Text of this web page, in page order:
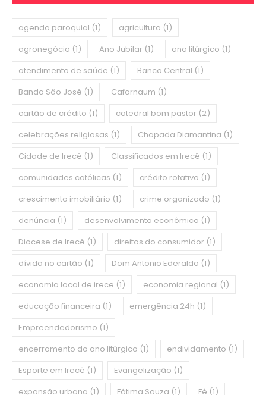
agenda paroquial (1) agricultura (1)
agronegócio (1) Ano Jubilar (1) ano litúrgico (1)
atendimento de saúde (1) Banco Central (1)
Banda São José (1) Cafarnaum (1)
cartão de crédito (1) catedral bom pastor (2)
celebrações religiosas (1) Chapada Diamantina (1)
Cidade de Irecê (1) Classificados em Irecê (1)
comunidades católicas (1) crédito rotativo (1)
crescimento imobiliário (1) crime organizado (1)
denúncia (1) desenvolvimento econômico (1)
Diocese de Irecê (1) direitos do consumidor (1)
dívida no cartão (1) Dom Antonio Ederaldo (1)
economia local de irece (1) economia regional (1)
educação financeira (1) emergência 24h (1)
Empreendedorismo (1)
encerramento do ano litúrgico (1) endividamento (1)
Esporte em Irecê (1) Evangelização (1)
expansão urbana (1) Fátima Souza (1) Fé (1)